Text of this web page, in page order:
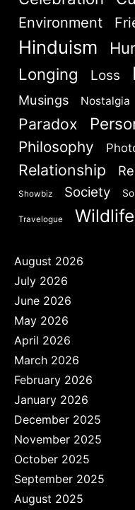
Environment
Hinduism
Longing Loss
Musings
Nostalgia
Paradox
Philosophy
Relationship
Showbiz Society
Travelogue Wildlife
August 2026
July 2026
June 2026
May 2026
April 2026
March 2026
February 2026
January 2026
December 2025
November 2025
October 2025
September 2025
August 2025